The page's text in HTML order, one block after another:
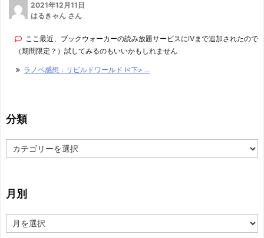
2021年12月11日
はるきゃん さん
ここ最近、ブックウォーカーの読み放題サービスにⅣまで追加されたので
（期間限定？）試してみるのもいいかもしれません
ラノベ感想：リビルドワールド I<下> ...
分類
類
月別
別